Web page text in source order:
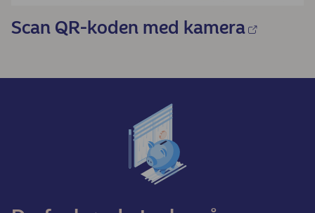
Scan QR-koden med kamera